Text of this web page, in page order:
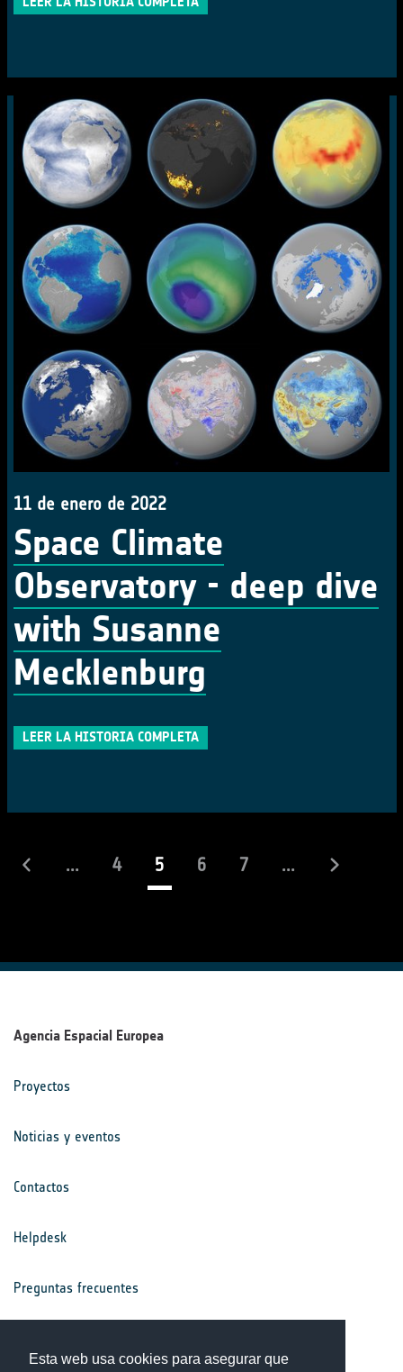
Esta web usa cookies para asegurar que
11 de enero de 2022
Space Climate
Observatory - deep dive
with Susanne
Mecklenburg
LEER LA HISTORIA COMPLETA
... 4 5(actual)
6 7 ...
Agencia Espacial Europea
Proyectos
Noticias y eventos
Contactos
Helpdesk
Preguntas frecuentes